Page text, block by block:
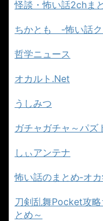
怪談・怖い話2chま
ちかとも -怖い話
哲学ニュース
オカルト.Net
うしみつ
ガチャガチャ～パズ
しぃアンテナ
怖い話のまとめ‐オ
刀剣乱舞Pocket攻
とめ～